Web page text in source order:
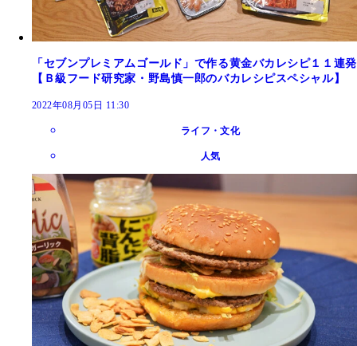
「セブンプレミアムゴールド」で作る黄金バカレシピ１１連発
【Ｂ級フード研究家・野島慎一郎のバカレシピスペシャル】
2022年08月05日 11:30
ライフ・文化
人気